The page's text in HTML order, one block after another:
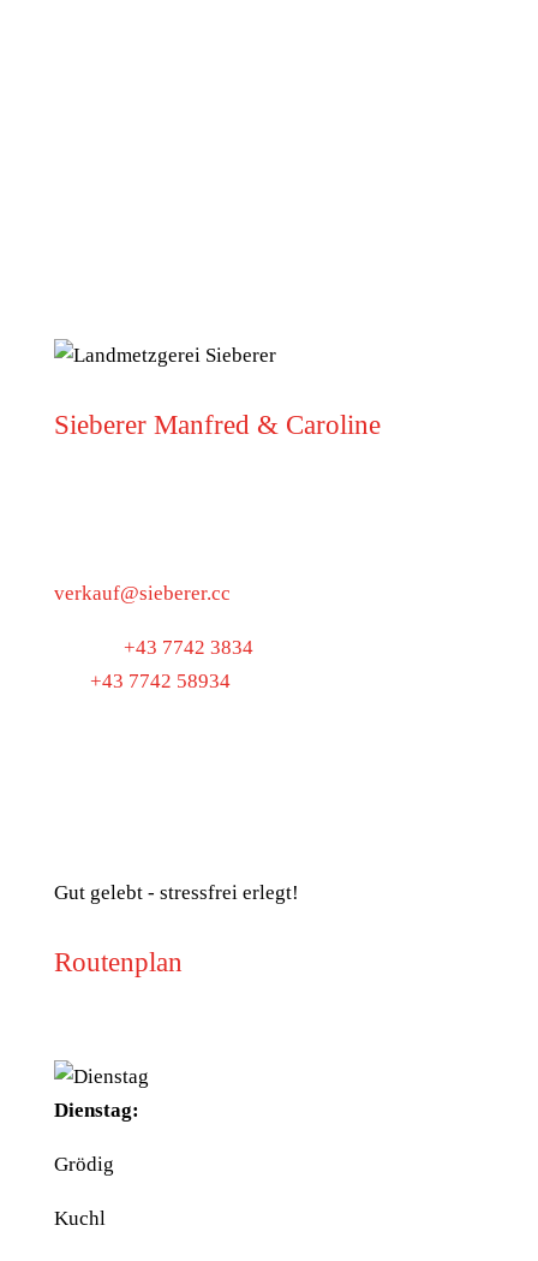
Sieberer Manfred & Caroline
verkauf@sieberer.cc
+43 7742 3834
+43 7742 58934
Gut gelebt - stressfrei erlegt!
Routenplan
Dienstag:
Grödig
Kuchl